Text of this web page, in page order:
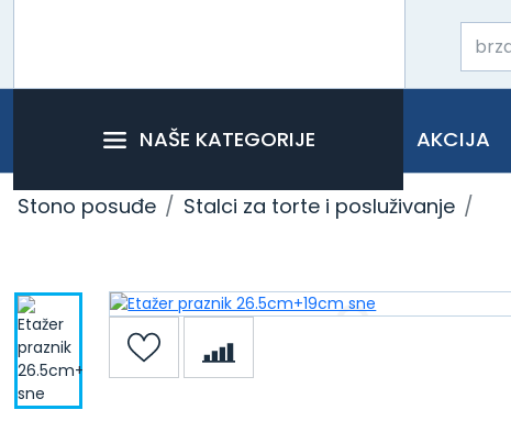
NAŠE KATEGORIJE AKCIJA
Stono posuđe Stalci za torte i posluživanje